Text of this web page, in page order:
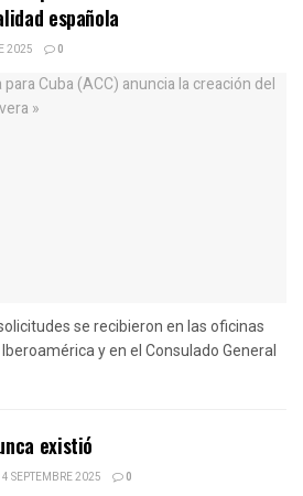
española
2025 0
se recibieron en las oficinas
y en el Consulado General
existió
4 SEPTEMBRE 2025 0